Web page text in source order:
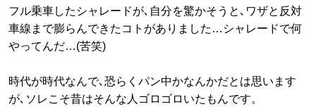
フル乗車したシャレードが､自分を驚かそうと､ワザと反対
車線まで膨らんできたコトがありました…シャレードで何
やってんだ…(苦笑)
時代が時代なんで､恐らくパン中かなんかだとは思います
が､ソレこそ昔はそんな人ゴロゴロいたもんです。